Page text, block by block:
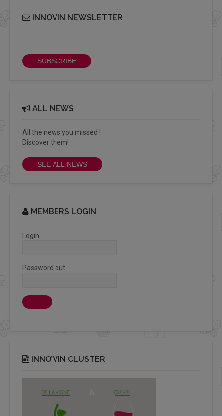
INNOVIN NEWSLETTER
SUBSCRIBE
ALL NEWS
All the news you missed !
Discover them!
SEE ALL NEWS
MEMBERS LOGIN
Login
Password out
INNO’VIN CLUSTER